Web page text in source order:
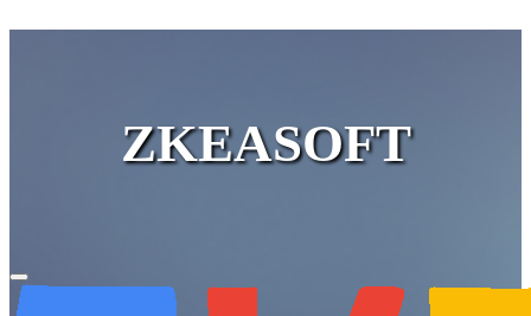
ZKEASOFT